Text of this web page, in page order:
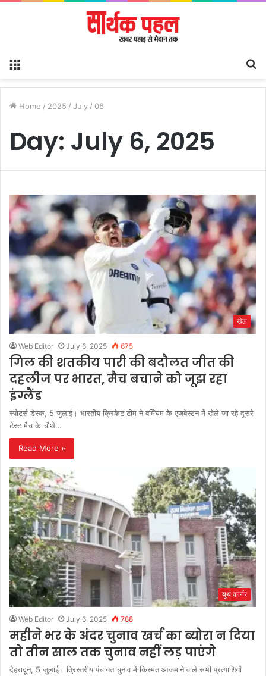
Home / 2025 / July / 06
Day: July 6, 2025
खेल
Web Editor July 6, 2025 675
गिल की शतकीय पारी की बदौलत जीत की
दहलीज पर भारत, मैच बचाने को जूझ रहा
इंग्लैंड
स्पोर्ट्स डेस्क, 5 जुलाई। भारतीय क्रिकेट टीम ने बर्मिंघम के एजबेस्टन में खेले जा रहे दूसरे
टेस्ट मैच के चौथे…
Read More »
यूथ कार्नर
Web Editor July 6, 2025 788
महीने भर के अंदर चुनाव खर्च का ब्योरा न दिया
तो तीन साल तक चुनाव नहीं लड़ पाएंगे
देहरादून, 5 जुलाई। त्रिस्तरीय पंचायत चुनाव में किस्मत आजमाने वाले सभी प्रत्याशियों